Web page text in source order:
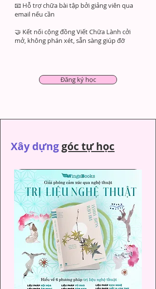
📧 Hỗ trợ chữa bài tập bởi giảng viên qua
email nếu cần
🤝 Kết nối cộng đồng Viết Chữa Lành cởi
mở, không phán xét, sẵn sàng giúp đỡ
Đăng ký học
Xây dựng góc tự học